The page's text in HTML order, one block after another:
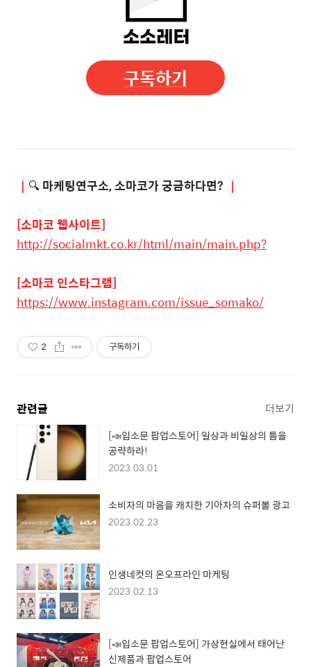
구독하기
｜ 🔍마케팅연구소, 소마코가궁금하다면? ｜
[소마코 웹사이트]
http://socialmkt.co.kr/html/main/main.php?
[소마코 인스타그램]
https://www.instagram.com/issue_somako/
2 구독하기
관련글 더보기
[📣입소문 팝업스토어] 일상과 비일상의 틈을
공략하라!
2023.03.01
소비자의 마음을 캐치한 기아차의 슈퍼볼 광고
2023.02.23
인생네컷의 온오프라인 마케팅
2023.02.13
[📣입소문 팝업스토어] 가상현실에서 태어난
신제품과 팝업스토어